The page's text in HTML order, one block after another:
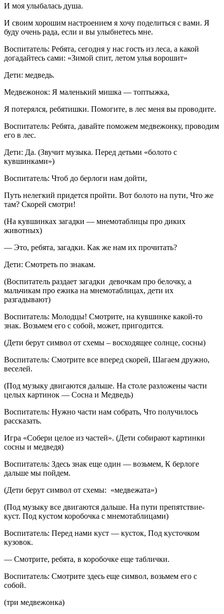
И моя улыбалась душа.
И своим хорошим настроением я хочу поделиться с вами. Я
буду очень рада, если и вы улыбнетесь мне.
Воспитатель: Ребята, сегодня у нас гость из леса, а какой
догадайтесь сами: «Зимой спит, летом улья ворошит»
Дети: медведь.
Медвежонок: Я маленький мишка — топтыжка,
Я потерялся, ребятишки. Помогите, в лес меня вы проводите.
Воспитатель: Ребята, давайте поможем медвежонку, проводим
его в лес.
Дети: Да. (Звучит музыка. Перед детьми «болото с
кувшинками»)
Воспитатель: Чтоб до берлоги нам дойти,
Путь нелегкий придется пройти. Вот болото на пути, Что же
там? Скорей смотри!
(На кувшинках загадки — мнемотаблицы про диких
животных)
— Это, ребята, загадки. Как же нам их прочитать?
Дети: Смотреть по знакам.
(Воспитатель раздает загадки девочкам про белочку, а
мальчикам про ежика на мнемотаблицах, дети их
разгадывают)
Воспитатель: Молодцы! Смотрите, на кувшинке какой-то
знак. Возьмем его с собой, может, пригодится.
(Дети берут символ от схемы – восходящее солнце, сосны)
Воспитатель: Смотрите все вперед скорей, Шагаем дружно,
веселей.
(Под музыку двигаются дальше. На столе разложены части
целых картинок — Сосна и Медведь)
Воспитатель: Нужно части нам собрать, Что получилось
рассказать.
Игра «Собери целое из частей». (Дети собирают картинки
сосны и медведя)
Воспитатель: Здесь знак еще один — возьмем, К берлоге
дальше мы пойдем.
(Дети берут символ от схемы: «медвежата»)
(Под музыку все двигаются дальше. На пути препятствие-
куст. Под кустом коробочка с мнемотаблицами)
Воспитатель: Перед нами куст — кусток, Под кусточком
кузовок.
— Смотрите, ребята, в коробочке еще таблички.
Воспитатель: Смотрите здесь еще символ, возьмем его с
собой.
(три медвежонка)